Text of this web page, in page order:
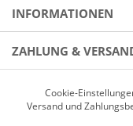
INFORMATIONEN
ZAHLUNG &
Cookie-
Versand und